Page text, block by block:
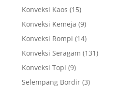
Konveksi Kaos (15)
Konveksi Kemeja (9)
Konveksi Rompi (14)
Konveksi Seragam (131)
Konveksi Topi (9)
Selempang Bordir(3)